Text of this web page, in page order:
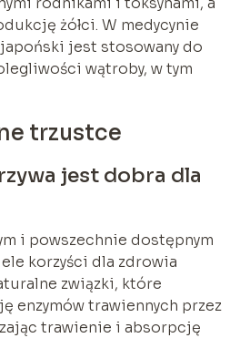
żółci. W medycynie
jest stosowany do
wątroby, w tym
trzustce
jest dobra dla
i powszechnie dostępnym
korzyści dla zdrowia
związki, które
enzymów trawiennych przez
trawienie i absorpcję